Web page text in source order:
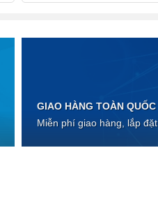
GIAO HÀNG TOÀN QUỐC
Miễn phí giao hàng, lắp đặt